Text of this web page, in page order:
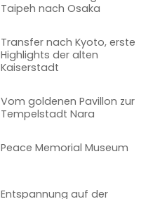
Taipeh nach Osaka
Transfer nach Kyoto, erste
Highlights der alten
Kaiserstadt
Vom goldenen Pavillon zur
Tempelstadt Nara
Peace Memorial Museum
Entspannung auf der